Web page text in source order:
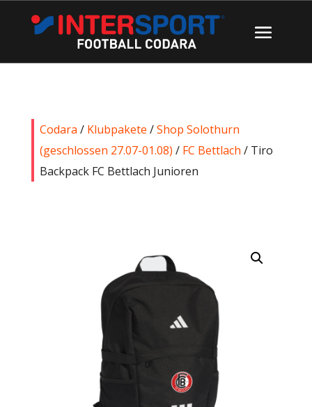
Codara / Klubpakete /Shop Solothurn
(geschlossen 27.07-01.08) / FC Bettlach / Tiro
Backpack FC Bettlach Junioren